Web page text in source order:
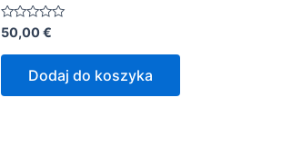
Oceniono
0
na
50,00€
Dodaj do koszyka